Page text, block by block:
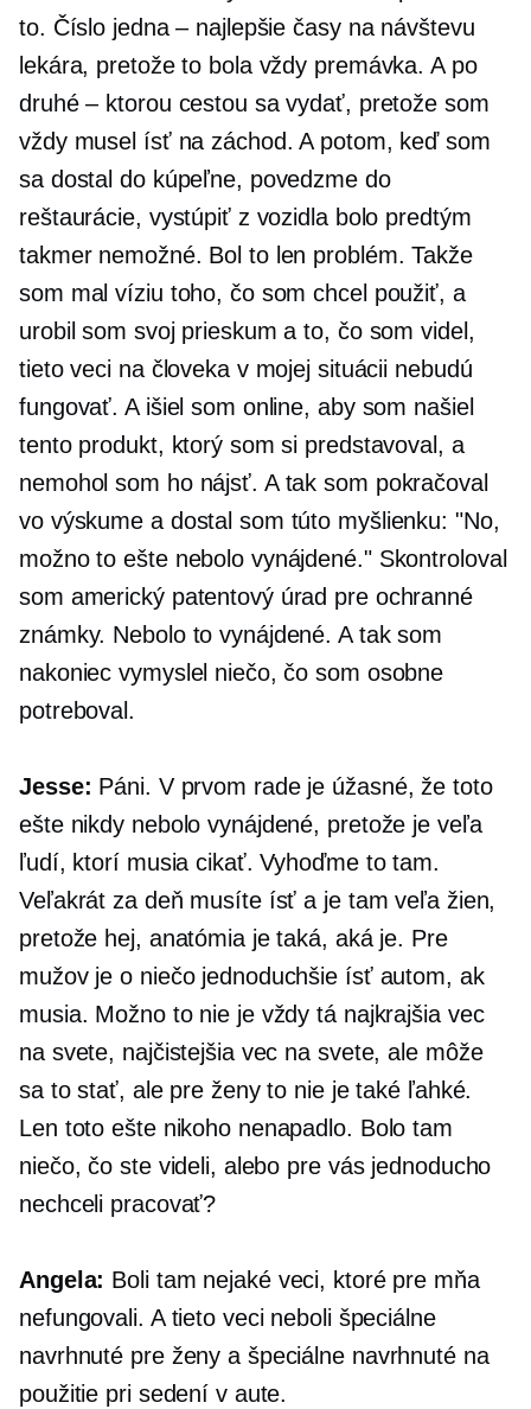
to. Číslo jedna – najlepšie časy na návštevu
lekára, pretože to bola vždy premávka. A po
druhé – ktorou cestou sa vydať, pretože som
vždy musel ísť na záchod. A potom, keď som
sa dostal do kúpeľne, povedzme do
reštaurácie, vystúpiť z vozidla bolo predtým
takmer nemožné. Bol to len problém. Takže
som mal víziu toho, čo som chcel použiť, a
urobil som svoj prieskum a to, čo som videl,
tieto veci na človeka v mojej situácii nebudú
fungovať. A išiel som online, aby som našiel
tento produkt, ktorý som si predstavoval, a
nemohol som ho nájsť. A tak som pokračoval
vo výskume a dostal som túto myšlienku: "No,
možno to ešte nebolo vynájdené." Skontroloval
som americký patentový úrad pre ochranné
známky. Nebolo to vynájdené. A tak som
nakoniec vymyslel niečo, čo som osobne
potreboval.
Jesse: Páni. V prvom rade je úžasné, že toto
ešte nikdy nebolo vynájdené, pretože je veľa
ľudí, ktorí musia cikať. Vyhoďme to tam.
Veľakrát za deň musíte ísť a je tam veľa žien,
pretože hej, anatómia je taká, aká je. Pre
mužov je o niečo jednoduchšie ísť autom, ak
musia. Možno to nie je vždy tá najkrajšia vec
na svete, najčistejšia vec na svete, ale môže
sa to stať, ale pre ženy to nie je také ľahké.
Len toto ešte nikoho nenapadlo. Bolo tam
niečo, čo ste videli, alebo pre vás jednoducho
nechceli pracovať?
Angela: Boli tam nejaké veci, ktoré pre mňa
nefungovali. A tieto veci neboli špeciálne
navrhnuté pre ženy a špeciálne navrhnuté na
použitie pri sedení v aute.